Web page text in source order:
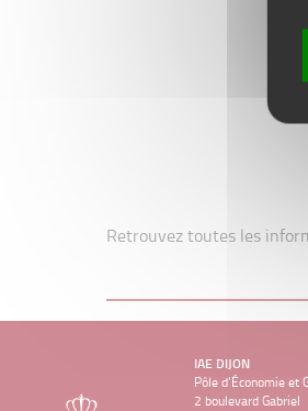
Retrouvez toutes les
IAE DIJON
Pôle d’Économie et
2 boulevard Gabriel